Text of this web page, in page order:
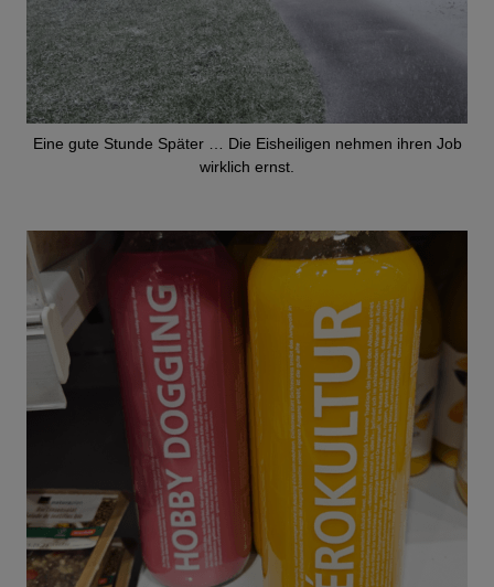
Eine gute Stunde Später … Die Eisheiligen nehmen ihren Job
wirklich ernst.